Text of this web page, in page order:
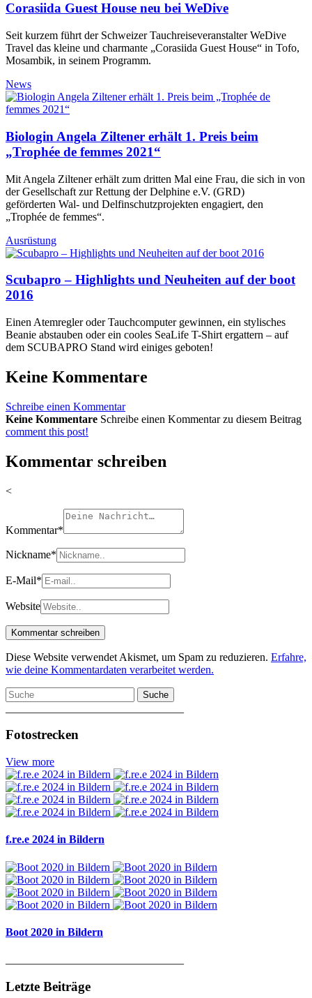
Corasiida Guest House neu bei WeDive
Seit kurzem führt der Schweizer Tauchreiseveranstalter WeDive
Travel das kleine und charmante „Corasiida Guest House“ in Tofo,
Mosambik, in seinem Programm.
News
Biologin Angela Ziltener erhält 1. Preis beim
„Trophée de femmes 2021“
Mit Angela Ziltener erhält zum dritten Mal eine Frau, die sich in von
der Gesellschaft zur Rettung der Delphine e.V. (GRD)
geförderten Wal- und Delfinschutzprojekten engagiert, den
„Trophée de femmes“.
Ausrüstung
Scubapro – Highlights und Neuheiten auf der boot
2016
Einen Atemregler oder Tauchcomputer gewinnen, ein stylisches
Beanie abstauben oder ein cooles SeaLife T-Shirt ergattern – auf
dem SCUBAPRO Stand wird einiges geboten!
Keine Kommentare
Schreibe einen Kommentar
Keine Kommentare Schreibe einen Kommentar zu diesem Beitrag
comment this post!
Kommentar schreiben
<
Kommentar*
Nickname*
E-Mail*
Website
Diese Website verwendet Akismet, um Spam zu reduzieren. Erfahre,
wie deine Kommentardaten verarbeitet werden.
Suche
Fotostrecken
View more
f.re.e 2024 in Bildern
Boot 2020 in Bildern
Letzte Beiträge